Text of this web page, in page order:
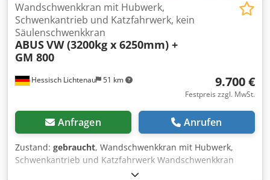
Hessisch Lichtenau 51 km
Wandschwenkkran mit Hubwerk,
Schwenkantrieb und Katzfahrwerk, kein
Säulenschwenkkran
ABUSVW (3200kg x 6250mm) +
GM 800
9.700 €
Festpreis zzgl. MwSt.
Anfragen Anrufen
Zustand: gebraucht, Wandschwenkkran mit Hubwerk,
Schwenkantrieb und Katzfahrwerk Wandschwenkkran
ABUS Typ VW (3200kg x 6250mm) Fabr. Nr. 152 B8-